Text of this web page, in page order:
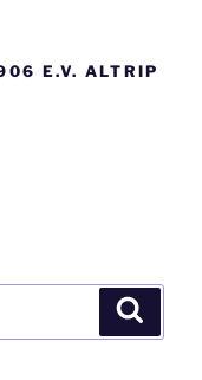
E.V. ALTRIP